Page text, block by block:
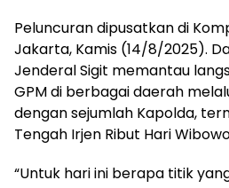
Peluncuran dipusatkan di
Jakarta, Kamis (14/8/2025).
Jenderal Sigit memantau
GPM di berbagai daerah
dengan sejumlah Kapolda,
Tengah Irjen Ribut Hari
“Untuk hari ini berapa titik